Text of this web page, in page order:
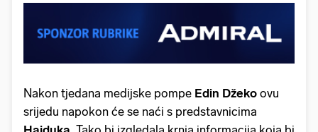
Nakon tjedana medijske pompe Edin Džeko ovu
srijedu napokon će se naći s predstavnicima